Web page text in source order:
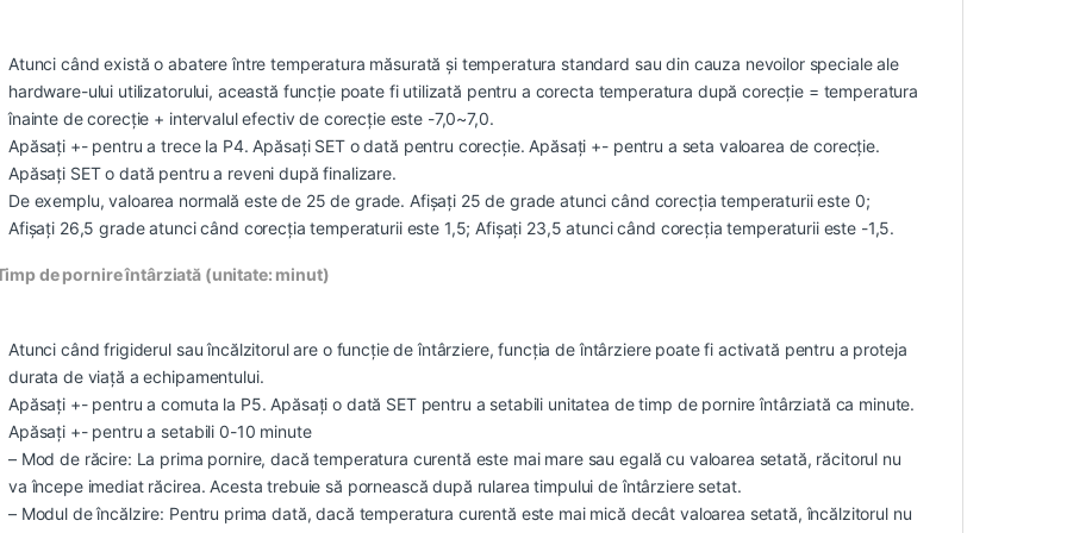
Atunci când există o abatere între temperatura măsurată și temperatura standard sau din cauza nevoilor speciale ale
hardware-ului utilizatorului, această funcție poate fi utilizată pentru a corecta temperatura după corecție = temperatura
înainte de corecție + intervalul efectiv de corecție este -7,0~7,0.
Apăsați +- pentru a trece la P4. Apăsați SET o dată pentru corecție. Apăsați +- pentru a seta valoarea de corecție.
Apăsați SET o dată pentru a reveni după finalizare.
De exemplu, valoarea normală este de 25 de grade. Afișați 25 de grade atunci când corecția temperaturii este 0;
Afișați 26,5 grade atunci când corecția temperaturii este 1,5; Afișați 23,5 atunci când corecția temperaturii este -1,5.
de pornire întârziată (unitate: minut)
Atunci când frigiderul sau încălzitorul are o funcție de întârziere, funcția de întârziere poate fi activată pentru a proteja
durata de viață a echipamentului.
Apăsați +- pentru a comuta la P5. Apăsați o dată SET pentru a setabili unitatea de timp de pornire întârziată ca minute.
Apăsați +- pentru a setabili 0-10 minute
– Mod de răcire: La prima pornire, dacă temperatura curentă este mai mare sau egală cu valoarea setată, răcitorul nu
va începe imediat răcirea. Acesta trebuie să pornească după rularea timpului de întârziere setat.
– Modul de încălzire: Pentru prima dată, dacă temperatura curentă este mai mică decât valoarea setată, încălzitorul nu